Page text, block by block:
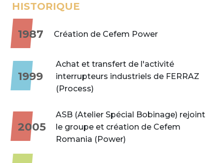
HISTORIQUE
1987 Création de Cefem Power
1999
Achat et transfert de l'activité
interrupteurs industriels de FERRAZ
(Process)
2005
ASB (Atelier Spécial Bobinage) rejoint
le groupe et création de Cefem
Romania (Power)